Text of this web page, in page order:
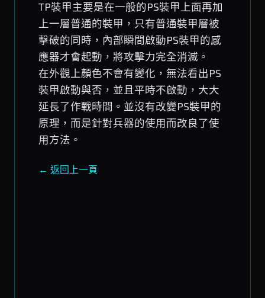
TP裝甲主要是在一般的PS裝甲上面再加
上一層普通的裝甲，只有普通裝甲層被
擊破的同時，內部瞬間啟動PS裝甲的感
應器才會起動，將攻擊力完全消滅。
在外觀上顏色不會有變化，無法看出PS
裝甲啟動與否，並且平時不啟動，大大
延長了作戰時間。並沒有改變PS裝甲的
原理，而是針對兵器的使用而改良了使
用方法。
← 返回上一頁